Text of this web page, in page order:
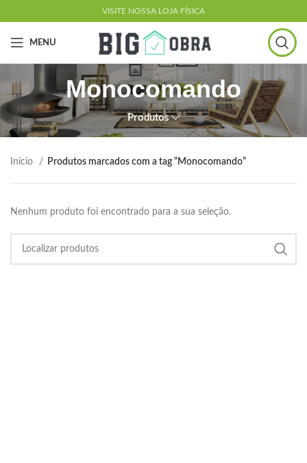
VISITE NOSSA LOJA FÍSICA
MENU
Monocomando
Produtos
Início Produtos marcados com a tag “Monocomando”
Nenhum produto foi encontrado para a sua seleção.